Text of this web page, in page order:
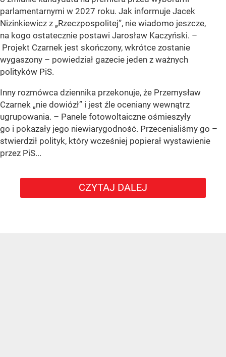
parlamentarnymi w 2027 roku. Jak informuje Jacek
Nizinkiewicz z „Rzeczpospolitej”, nie wiadomo jeszcze,
na kogo ostatecznie postawi Jarosław Kaczyński. –
Projekt Czarnek jest skończony, wkrótce zostanie
wygaszony – powiedział gazecie jeden z ważnych
polityków PiS.
Inny rozmówca dziennika przekonuje, że Przemysław
Czarnek „nie dowiózł” i jest źle oceniany wewnątrz
ugrupowania. – Panele fotowoltaiczne ośmieszyły
go i pokazały jego niewiarygodność. Przecenialiśmy go –
stwierdził polityk, który wcześniej popierał wystawienie
przez PiS...
CZYTAJ DALEJ